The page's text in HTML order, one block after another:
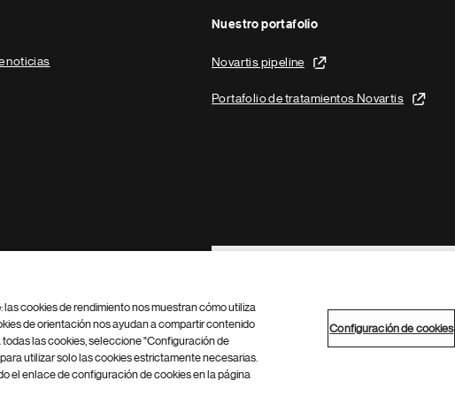
noticias
Nuestro portafolio
Novartis pipeline
Portafolio de tratamientos Novartis
Footer Site Search
Configuración de cookies Mapa del sitio
cookies de rendimiento nos muestran cómo utiliza
de orientación nos ayudan a compartir contenido
las cookies, seleccione "Configuración de
utilizar solo las cookies estrictamente necesarias.
el enlace de configuración de cookies en la página
Configuración de cookies